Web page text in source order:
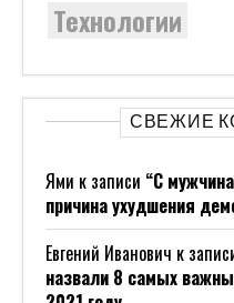
Технологии
СВЕЖИЕ
Ями к записи “С
причина ухудшения
Евгений Иванович к
назвали 8 самых